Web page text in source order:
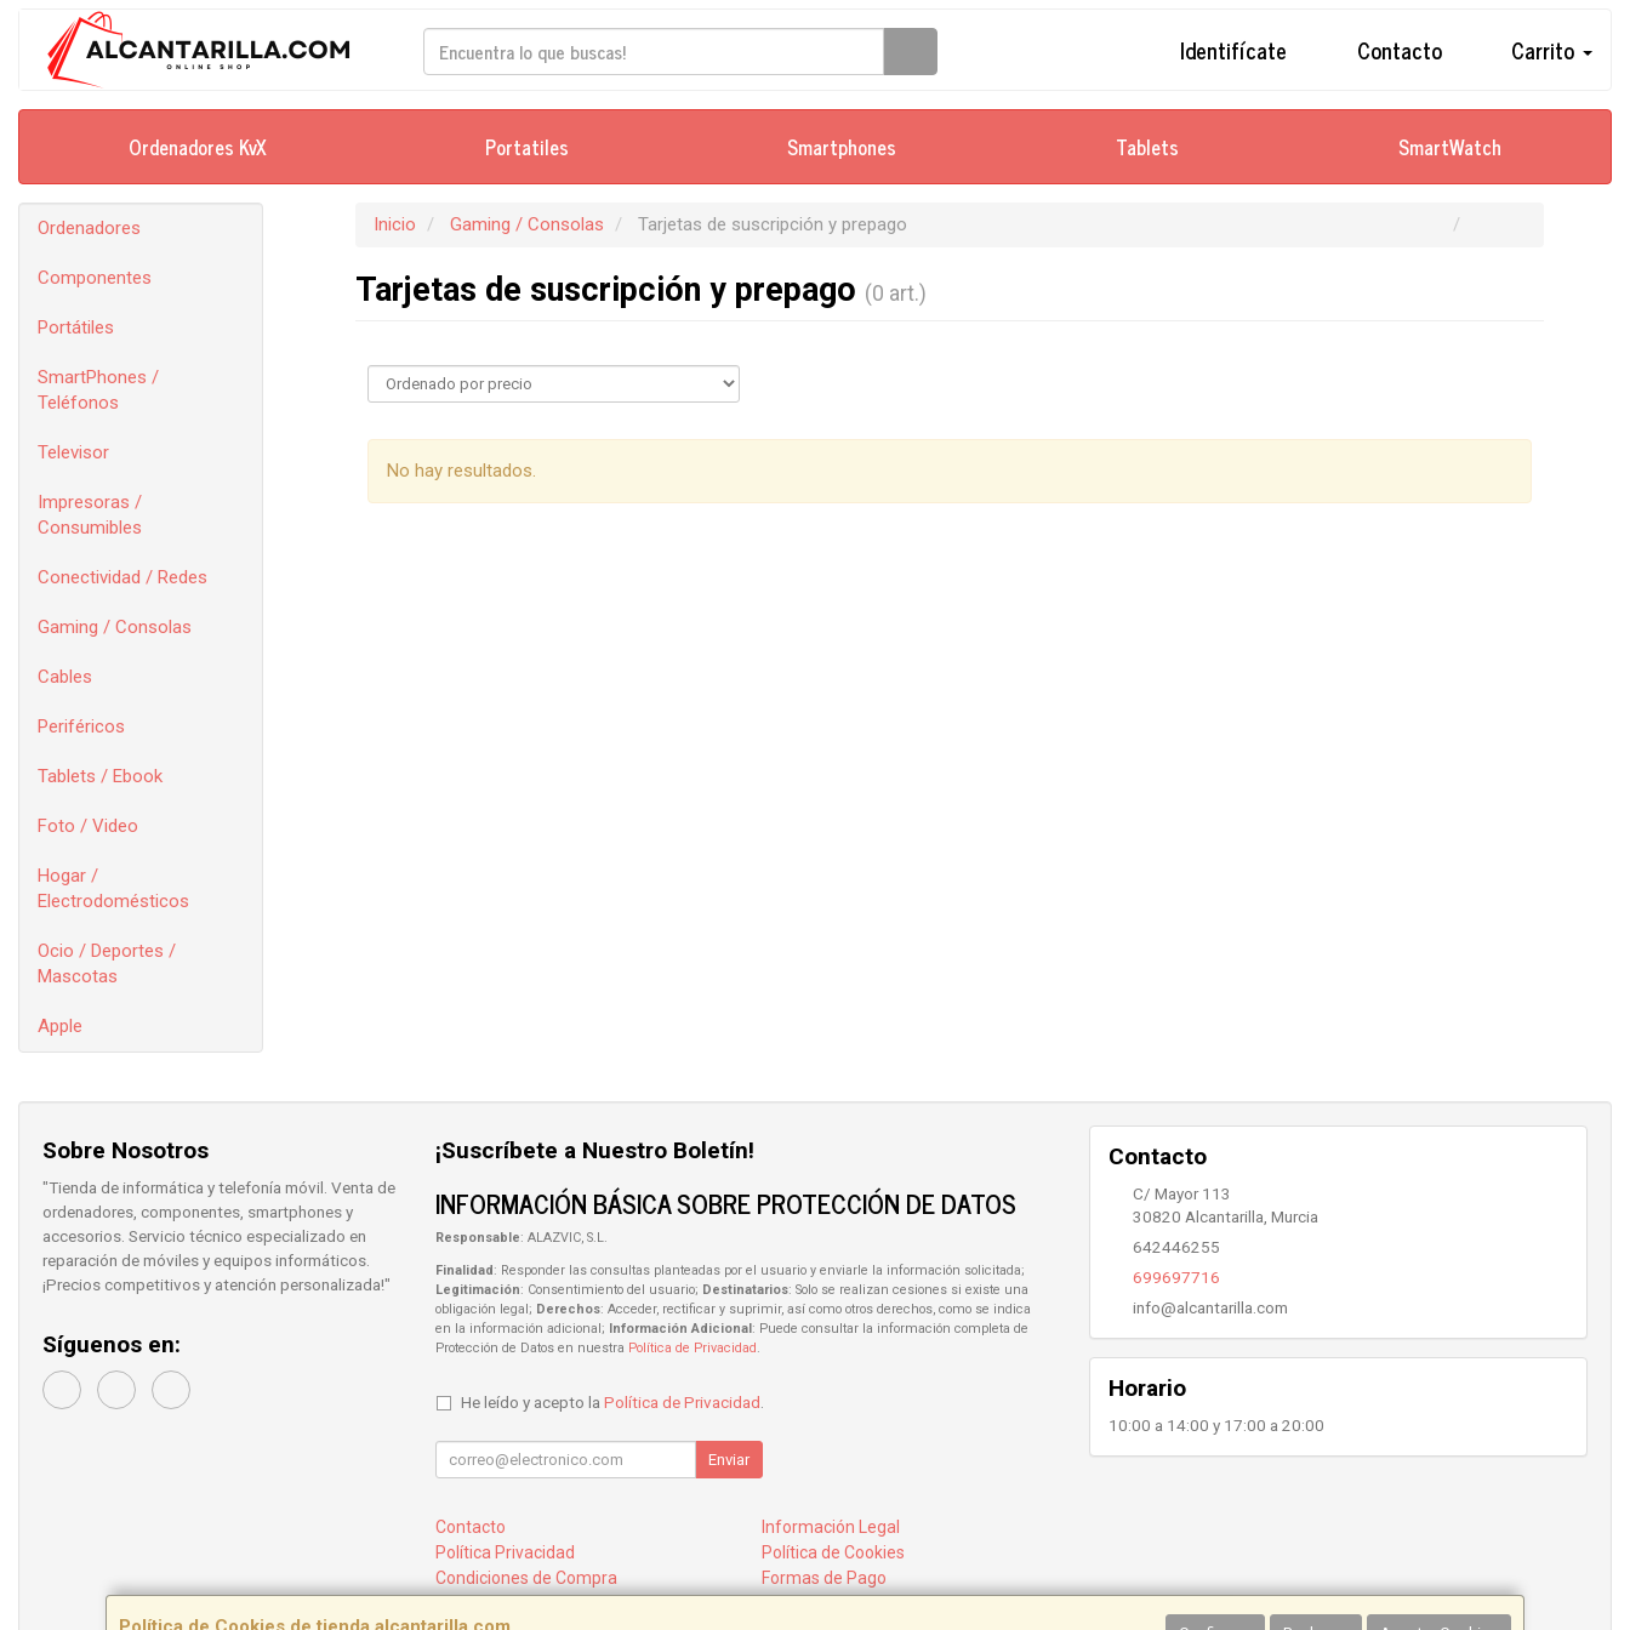
Identifícate Contacto Carrito
Ordenadores KvX Portatiles Smartphones Tablets SmartWatch
Ordenadores
Componentes
Portátiles
SmartPhones /
Teléfonos
Televisor
Impresoras /
Consumibles
Conectividad / Redes
Gaming / Consolas
Cables
Periféricos
Tablets / Ebook
Foto / Video
Hogar /
Electrodomésticos
Ocio / Deportes /
Mascotas
Apple
Inicio Gaming / Consolas Tarjetas de suscripción y prepago
Tarjetas de suscripción y prepago (0 art.)
No hay resultados.
Sobre Nosotros
"Tienda de informática y telefonía móvil. Venta de
ordenadores, componentes, smartphones y
accesorios. Servicio técnico especializado en
reparación de móviles y equipos informáticos.
¡Precios competitivos y atención personalizada!"
Síguenos en:
¡Suscríbete a Nuestro Boletín!
INFORMACIÓN BÁSICA SOBRE PROTECCIÓN DE DATOS
Responsable: ALAZVIC, S.L.
Finalidad: Responder las consultas planteadas por el usuario y enviarle la información solicitada;
Legitimación: Consentimiento del usuario; Destinatarios: Solo se realizan cesiones si existe una
obligación legal; Derechos: Acceder, rectificar y suprimir, así como otros derechos, como se indica
en la información adicional; Información Adicional: Puede consultar la información completa de
Protección de Datos en nuestra Política de Privacidad
He leído y acepto la Política de Privacidad
Enviar
Contacto
Información Legal
Política Privacidad
Política de Cookies
Condiciones de Compra
Formas de Pago
Contacto
C/ Mayor 113
30820 Alcantarilla Murcia
642446255
699697716
info@alcantarilla.com
Horario
10:00 a 14:00 y 17:00 a 20:00